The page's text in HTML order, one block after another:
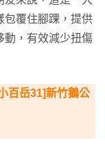
包覆住腳踝，提供
動，有效減少扭傷
百岳31]新竹鵝公